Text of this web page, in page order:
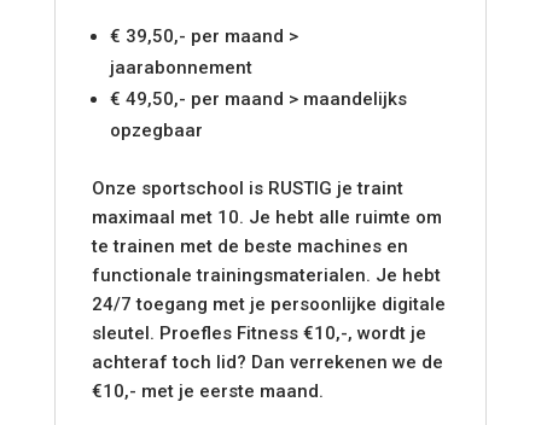
€ 39,50,- per maand >
jaarabonnement
€ 49,50,- per maand > maandelijks
opzegbaar
Onze sportschool is RUSTIG je traint
maximaal met 10. Je hebt alle ruimte om
te trainen met de beste machines en
functionale trainingsmaterialen. Je hebt
24/7 toegang met je persoonlijke digitale
sleutel. Proefles Fitness €10,-, wordt je
achteraf toch lid? Dan verrekenen we de
€10,- met je eerste maand.